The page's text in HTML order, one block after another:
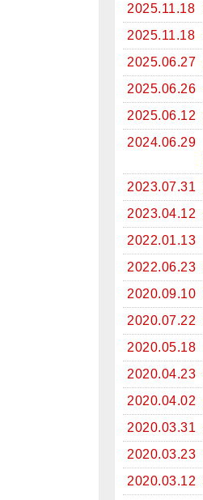
2025.11.18
2025.11.18
2025.06.27
2025.06.26
2025.06.12
2024.06.29
2023.07.31
2023.04.12
2022.01.13
2022.06.23
2020.09.10
2020.07.22
2020.05.18
2020.04.23
2020.04.02
2020.03.31
2020.03.23
2020.03.12